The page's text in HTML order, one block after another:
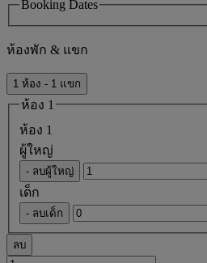
Booking Dates
ห้องพัก & แขก
1 ห้อง - 1 แขก
ห้อง 1
ห้อง 1
ผู้ใหญ่
- ลบผู้ใหญ่
เด็ก
- ลบเด็ก
ลบ